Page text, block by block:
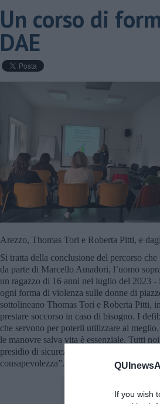
If you wish
Un corso di
DAE
Arezzo, Thomas Tori e Roberta Pitti, e
Si tratta della conclusione del percorso
da parte di Marcello Amadori, l’uomo
un ragazzo di 16 anni nel luglio del 2023 -
ogni forma di violenza sulle donne di
sottolineano Thomas Tori e Roberta Pitti,
prestare soccorso in caso di bisogno. I
che servono per poterli utilizzare al
le manovre salva vita è essenziale. Tutti
presidio di sicurezza quando accadono
consapevolezza”.